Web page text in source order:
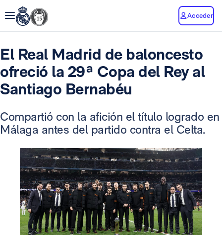
Acceder
El Real Madrid de baloncesto
ofreció la 29ª Copa del Rey al
Santiago Bernabéu
Compartió con la afición el título logrado en
Málaga antes del partido contra el Celta.